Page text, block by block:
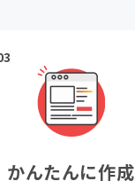
かんたんに作成